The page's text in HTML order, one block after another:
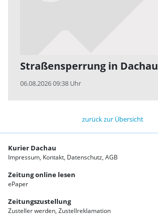
Straßensperrung in Dachau
06.08.2026 09:38 Uhr
zurück zur Übersicht
Kurier Dachau
Impressum Kontakt Datenschutz AGB
Zeitung online lesen
ePaper
Zeitungszustellung
Zusteller werden Zustellreklamation